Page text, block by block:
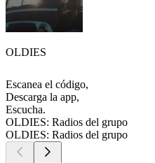
OLDIES
Escanea el código,
Descarga la app,
Escucha.
OLDIES: Radios del grupo
OLDIES: Radios del grupo